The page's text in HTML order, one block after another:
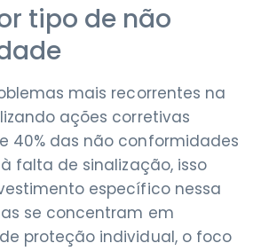
tipo de não
mais recorrentes na
ações corretivas
40% das não conformidades
falta de sinalização, isso
específico nessa
se concentram em
proteção individual, o foco